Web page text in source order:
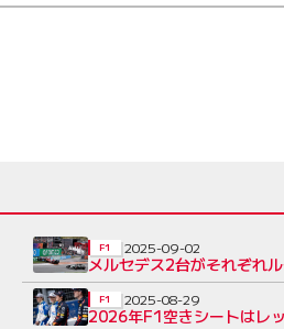
メルセデス2台がそれぞれ
F1 2025-09-02
2026年F1空きシートはレ
F1 2025-08-29